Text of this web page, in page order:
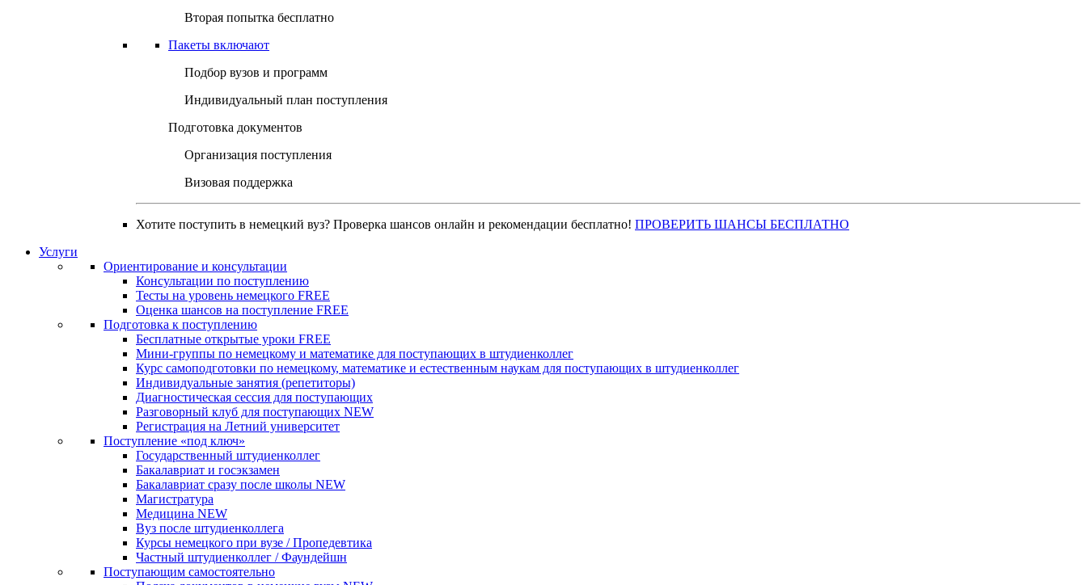
Вторая попытка бесплатно
Пакеты включают
Подбор вузов и программ
Индивидуальный план поступления
Подготовка документов
Организация поступления
Визовая поддержка
Хотите поступить в немецкий вуз? Проверка шансов онлайн и рекомендации бесплатно! ПРОВЕРИТЬ ШАНСЫ БЕСПЛАТНО
Услуги
Ориентирование и консультации
Консультации по поступлению
Тесты на уровень немецкого FREE
Оценка шансов на поступление FREE
Подготовка к поступлению
Бесплатные открытые уроки FREE
Мини-группы по немецкому и математике для поступающих в штудиенколлег
Курс самоподготовки по немецкому, математике и естественным наукам для поступающих в штудиенколлег
Индивидуальные занятия (репетиторы)
Диагностическая сессия для поступающих
Разговорный клуб для поступающих NEW
Регистрация на Летний университет
Поступление «под ключ»
Государственный штудиенколлег
Бакалавриат и госэкзамен
Бакалавриат сразу после школы NEW
Магистратура
Медицина NEW
Вуз после штудиенколлега
Курсы немецкого при вузе / Пропедевтика
Частный штудиенколлег / Фаундейшн
Поступающим самостоятельно